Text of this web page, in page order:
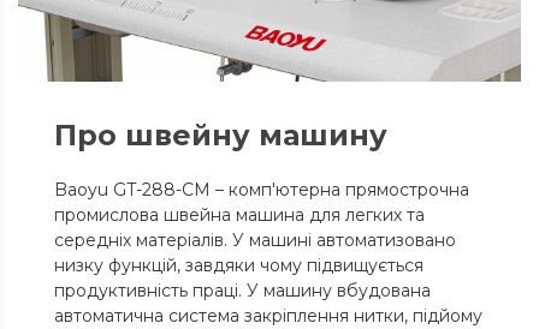
Про швейну машину
Baoyu GT-288-CM – комп'ютерна прямострочна
промислова швейна машина для легких та
середніх матеріалів. У машині автоматизовано
низку функцій, завдяки чому підвищується
продуктивність праці. У машину вбудована
автоматична система закріплення нитки, підйому